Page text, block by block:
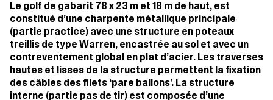
Le golf de gabarit 78 x 23 m et 18 m de haut, est
constitué d’une charpente métallique principale
(partie practice) avec une structure en poteaux
treillis de type Warren, encastrée au sol et avec un
contreventement global en plat d’acier. Les traverses
hautes et lisses de la structure permettent la fixation
des câbles des filets ‘pare ballons’. La structure
interne (partie pas de tir) est composée d’une